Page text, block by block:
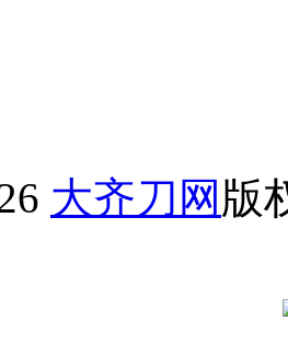
大齐刀网 版